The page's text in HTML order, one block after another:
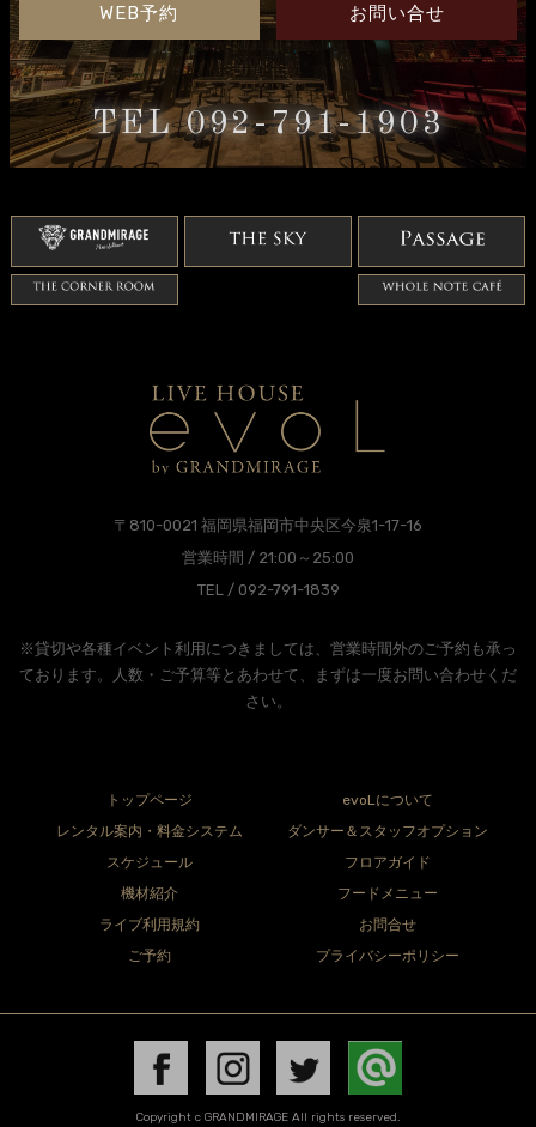
WEB予約 お問い合せ
TEL 092-791-1903
〒810-0021 福岡県福岡市中央区今泉1-17-16
営業時間 / 21:00～25:00
TEL / 092-791-1839
※貸切や各種イベント利用につきましては、営業時間外のご予約も承っ
ております。人数・ご予算等とあわせて、まずは一度お問い合わせくだ
さい。
トップページ
evoLについて
レンタル案内・料金システム
ダンサー＆スタッフオプション
スケジュール
フロアガイド
機材紹介
フードメニュー
ライブ利用規約
お問合せ
ご予約
プライバシーポリシー
Copyright c GRANDMIRAGE All rights reserved.